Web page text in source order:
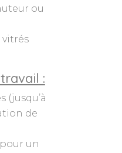
ou
vitrés
:
(jusqu’à
de
un